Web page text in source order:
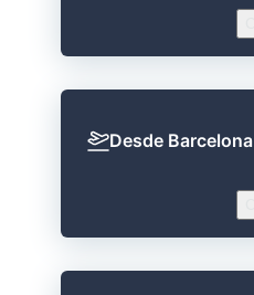
Desde Barcelona